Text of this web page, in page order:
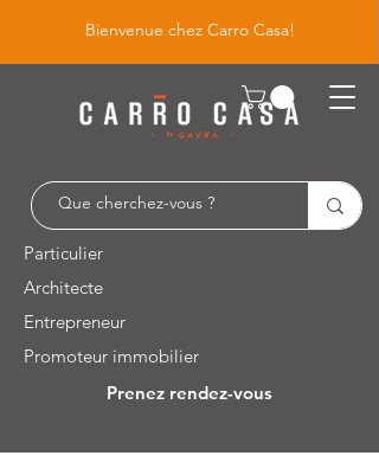
Bienvenue chez Carro Casa!
Particulier
Architecte
Entrepreneur
Promoteur immobilier
Prenez rendez-vous